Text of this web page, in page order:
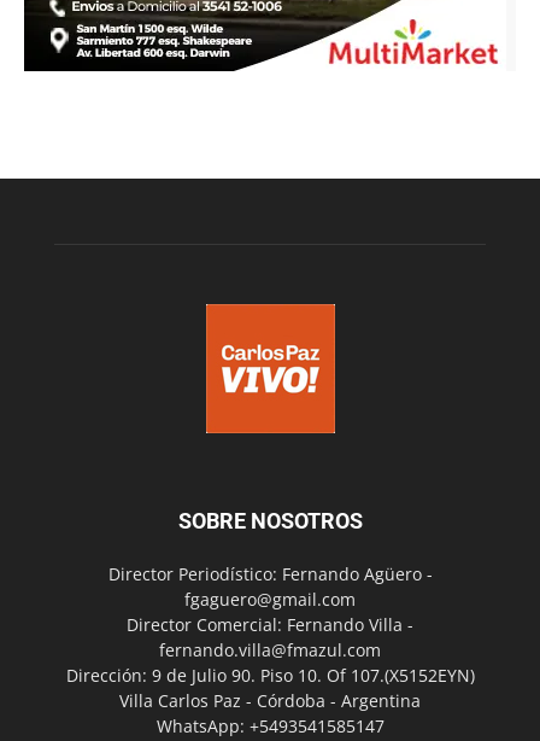
SOBRE NOSOTROS
Director Periodístico: Fernando Agüero -
fgaguero@gmail.com
Director Comercial: Fernando Villa -
fernando.villa@fmazul.com
Dirección: 9 de Julio 90. Piso 10. Of 107.(X5152EYN)
Villa Carlos Paz - Córdoba - Argentina
WhatsApp: +5493541585147